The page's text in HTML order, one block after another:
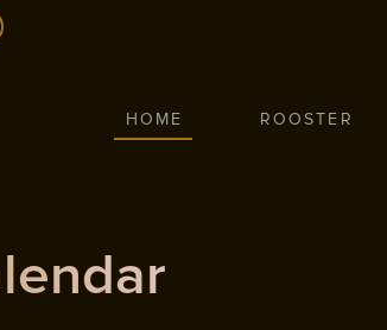
HOME ROOSTER